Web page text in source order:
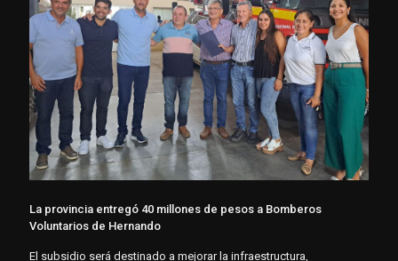
La provincia entregó 40 millones de pesos a Bomberos
Voluntarios de Hernando
El subsidio será destinado a mejorar la infraestructura,